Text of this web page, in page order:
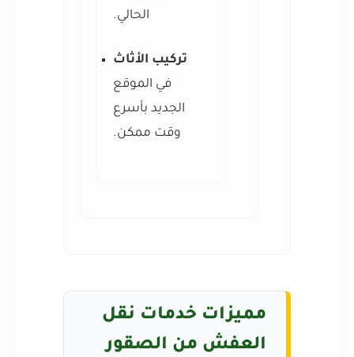
الحالي.
تركيب الأثاث
في الموقع
الجديد بأسرع
وقت ممكن.
مميزات خدمات نقل
العفش من الصقور